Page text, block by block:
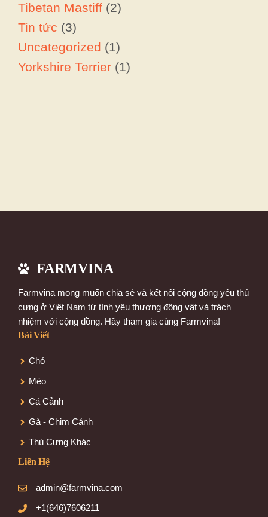
Tibetan Mastiff (2)
Tin tức (3)
Uncategorized (1)
Yorkshire Terrier (1)
FARMVINA
Farmvina mong muốn chia sẻ và kết nối cộng đồng yêu thú
cưng ở Việt Nam từ tình yêu thương động vật và trách
nhiệm với cộng đồng. Hãy tham gia cùng Farmvina!
Bài Viết
Chó
Mèo
Cá Cảnh
Gà - Chim Cảnh
Thú Cưng Khác
Liên Hệ
admin@farmvina.com
+1(646)7606211